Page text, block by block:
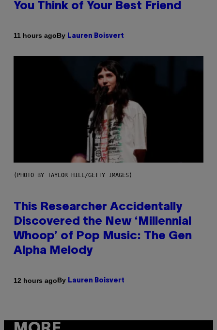
You Think of Your Best Friend
11 hours agoBy Lauren Boisvert
(PHOTO BY TAYLOR HILL/GETTY IMAGES)
This Researcher Accidentally
Discovered the New ‘Millennial
Whoop’ of Pop Music: The Gen
Alpha Melody
12 hours agoBy Lauren Boisvert